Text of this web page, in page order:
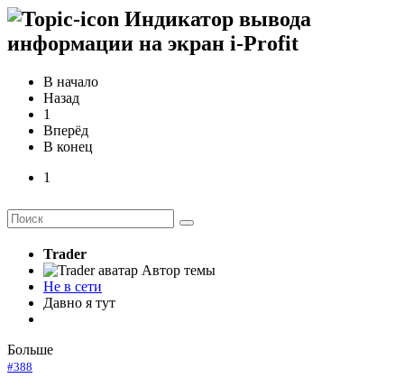
Индикатор вывода
информации на экран i-Profit
В начало
Назад
1
Вперёд
В конец
1
Trader
Автор темы
Не в сети
Давно я тут
Больше
#388